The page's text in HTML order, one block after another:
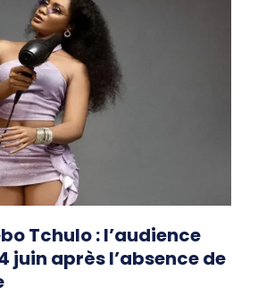
Tchulo : l’audience
juin après l’absence de